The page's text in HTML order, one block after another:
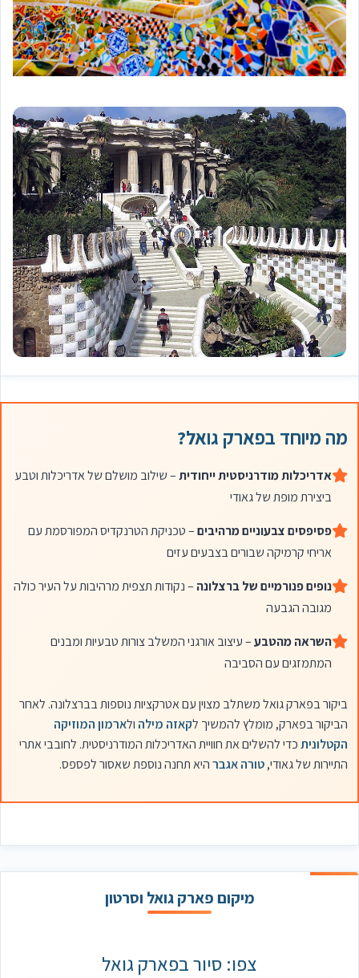
מה מיוחד בפארק גואל?
אדריכלות מודרניסטית ייחודית– שילוב מושלם של אדריכלות וטבע
ביצירת מופת של גאודי
פסיפסים צבעוניים מרהיבים– טכניקת הטרנקדיס המפורסמת עם
אריחי קרמיקה שבורים בצבעים עזים
נופים פנורמיים של ברצלונה – נקודות תצפית מרהיבות על העיר כולה
מגובה הגבעה
השראה מהטבע– עיצוב אורגני המשלב צורות טבעיות ומבנים
המתמזגים עם הסביבה
ביקור בפארק גואל משתלב מצוין עם אטרקציות נוספות בברצלונה. לאחר
הביקור בפארק, מומלץ להמשיך לקאזה מילה ולארמון המוזיקה
הקטלוניתכדי להשלים את חוויית האדריכלות המודרניסטית. לחובבי אתרי
התיירות של גאודי,טורה אגברהיא תחנה נוספת שאסור לפספס.
מיקום פארק גואל וסרטון
צפו: סיור בפארק גואל